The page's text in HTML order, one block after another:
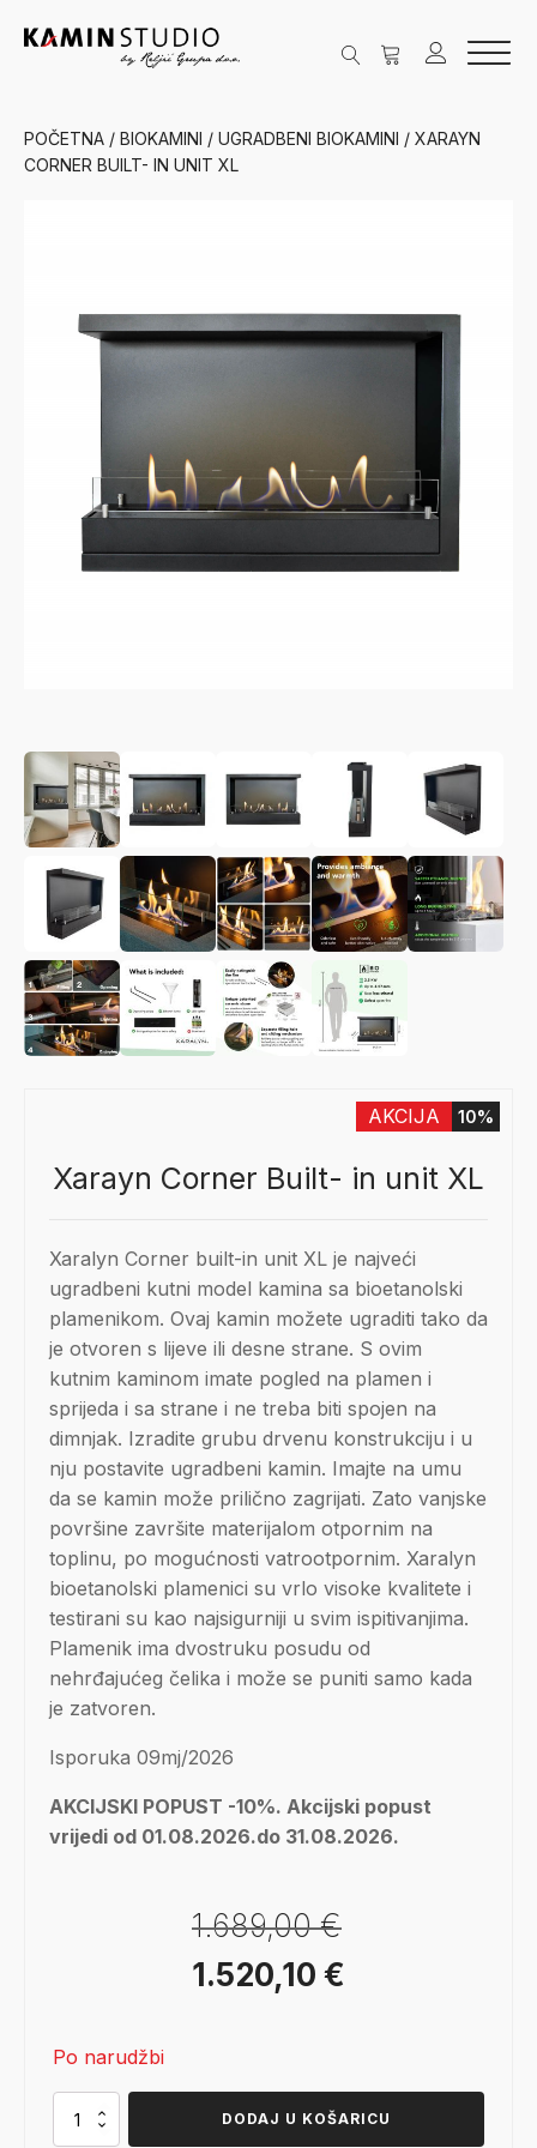
POČETNA / BIOKAMINI / UGRADBENI BIOKAMINI / XARAYN
CORNER BUILT- IN UNIT XL
Xarayn Corner Built- in unit XL
AKCIJA 10%
Xaralyn Corner built-in unit XL je najveći
ugradbeni kutni model kamina sa bioetanolski
plamenikom. Ovaj kamin možete ugraditi tako da
je otvoren s lijeve ili desne strane. S ovim
kutnim kaminom imate pogled na plamen i
sprijeda i sa strane i ne treba biti spojen na
dimnjak. Izradite grubu drvenu konstrukciju i u
nju postavite ugradbeni kamin. Imajte na umu
da se kamin može prilično zagrijati. Zato vanjske
površine završite materijalom otpornim na
toplinu, po mogućnosti vatrootpornim. Xaralyn
bioetanolski plamenici su vrlo visoke kvalitete i
testirani su kao najsigurniji u svim ispitivanjima.
Plamenik ima dvostruku posudu od
nehrđajućeg čelika i može se puniti samo kada
je zatvoren.
Isporuka 09mj/2026
AKCIJSKI POPUST -10%. Akcijski popust
vrijedi od 01.08.2026.do 31.08.2026.
1.689,00€
Izvorna
je:
1.520,10 €
1.520,10 €.
Po narudžbi
Xarayn
DODAJ U KOŠARICU